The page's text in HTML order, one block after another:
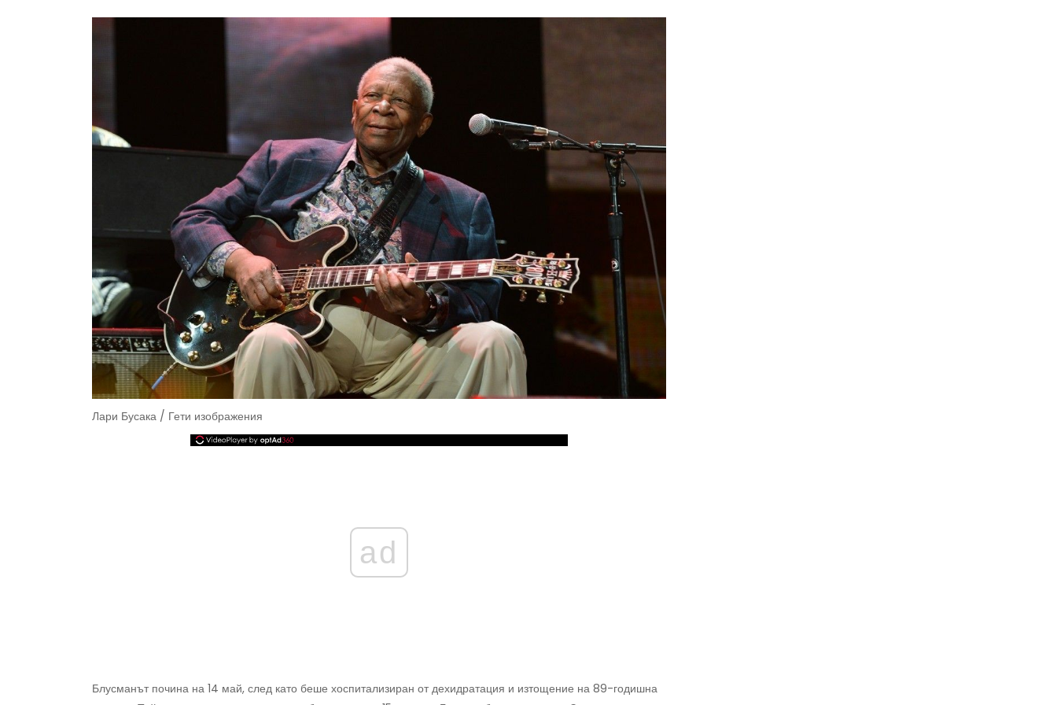
Лари Бусака / Гети изображения
ad
Блусманът почина на 14 май, след като беше хоспитализиран от дехидратация и изтощение на 89-годишна